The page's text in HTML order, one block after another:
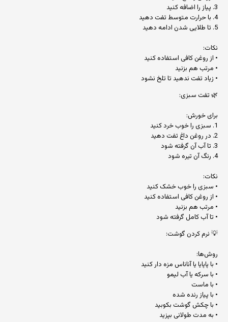
3. پیاز را اضافه کنید
4. با حرارت متوسط تفت دهید
5. تا طلایی شدن ادامه دهید
نکات:
• از روغن کافی استفاده کنید
• مرتب هم بزنید
• زیاد تفت ندهید تا تلخ نشود
🌿 تفت سبزی:
برای خورش:
1. سبزی را خوب خرد کنید
2. در روغن داغ تفت دهید
3. تا آب آن گرفته شود
4. رنگ آن تیره شود
نکات:
• سبزی را خوب خشک کنید
• از روغن کافی استفاده کنید
• مرتب هم بزنید
• تا آب کامل گرفته شود
💡 نرم کردن گوشت:
روش‌ها:
• با پاپایا یا آناناس مزه دار کنید
• با سرکه یا آب لیمو
• با ماست
• با پیاز رنده شده
• با چکش گوشت بکوبید
• به مدت طولانی بپزید